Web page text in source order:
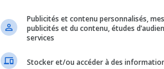
Publicités et contenu personnalisés,
publicités et du contenu, études
services
Stocker et/ou accéder à des